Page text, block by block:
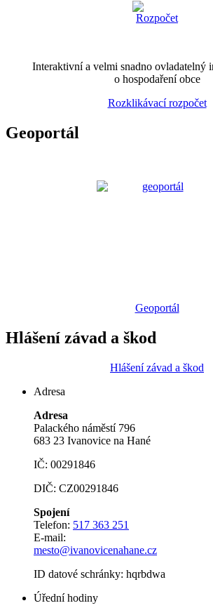
Interaktivní a velmi snadno ovladatelný
o hospodaření obce
Rozklikávací rozpočet
Geoportál
Geoportál
Hlášení závad a škod
Hlášení závad a škod
Adresa
Adresa
Palackého náměstí 796
683 23 Ivanovice na Hané
IČ: 00291846
DIČ: CZ00291846
Spojení
Telefon: 517 363 251
E-mail:
mesto@ivanovicenahane.cz
ID datové schránky: hqrbdwa
Úřední hodiny